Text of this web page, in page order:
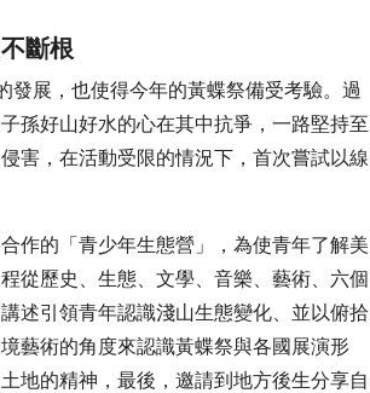
斷根
展，也使得今年的黃蝶祭備受考驗。過
孫好山好水的心在其中抗爭，一路堅持至
害，在活動受限的情況下，首次嘗試以線
作的「青少年生態營」，為使青年了解美
從歷史、生態、文學、音樂、藝術、六個
述引領青年認識淺山生態變化、並以俯拾
藝術的角度來認識黃蝶祭與各國展演形
地的精神，最後，邀請到地方後生分享自